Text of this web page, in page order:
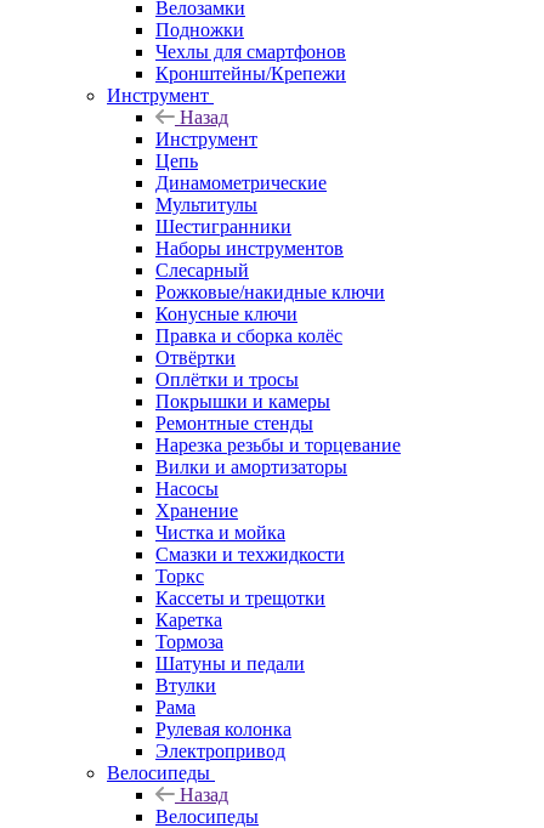
Велозамки
Подножки
Чехлы для смартфонов
Кронштейны/Крепежи
Инструмент
Назад
Инструмент
Цепь
Динамометрические
Мультитулы
Шестигранники
Наборы инструментов
Слесарный
Рожковые/накидные ключи
Конусные ключи
Правка и сборка колёс
Отвёртки
Оплётки и тросы
Покрышки и камеры
Ремонтные стенды
Нарезка резьбы и торцевание
Вилки и амортизаторы
Насосы
Хранение
Чистка и мойка
Смазки и техжидкости
Торкс
Кассеты и трещотки
Каретка
Тормоза
Шатуны и педали
Втулки
Рама
Рулевая колонка
Электропривод
Велосипеды
Назад
Велосипеды